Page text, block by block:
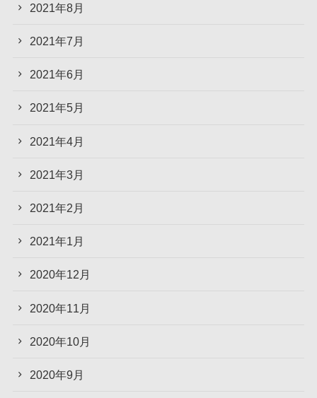
2021年8月
2021年7月
2021年6月
2021年5月
2021年4月
2021年3月
2021年2月
2021年1月
2020年12月
2020年11月
2020年10月
2020年9月